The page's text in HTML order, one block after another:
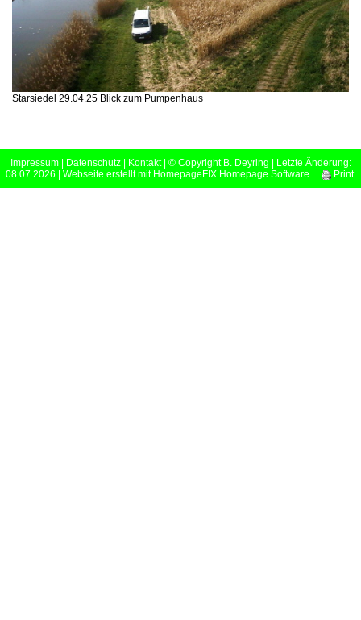
Starsiedel 29.04.25 Blick zum Pumpenhaus
Impressum| Datenschutz| Kontakt| © Copyright B. Deyring | Letzte Änderung:
08.07.2026 | Webseite erstellt mit HomepageFIX Homepage Software Print